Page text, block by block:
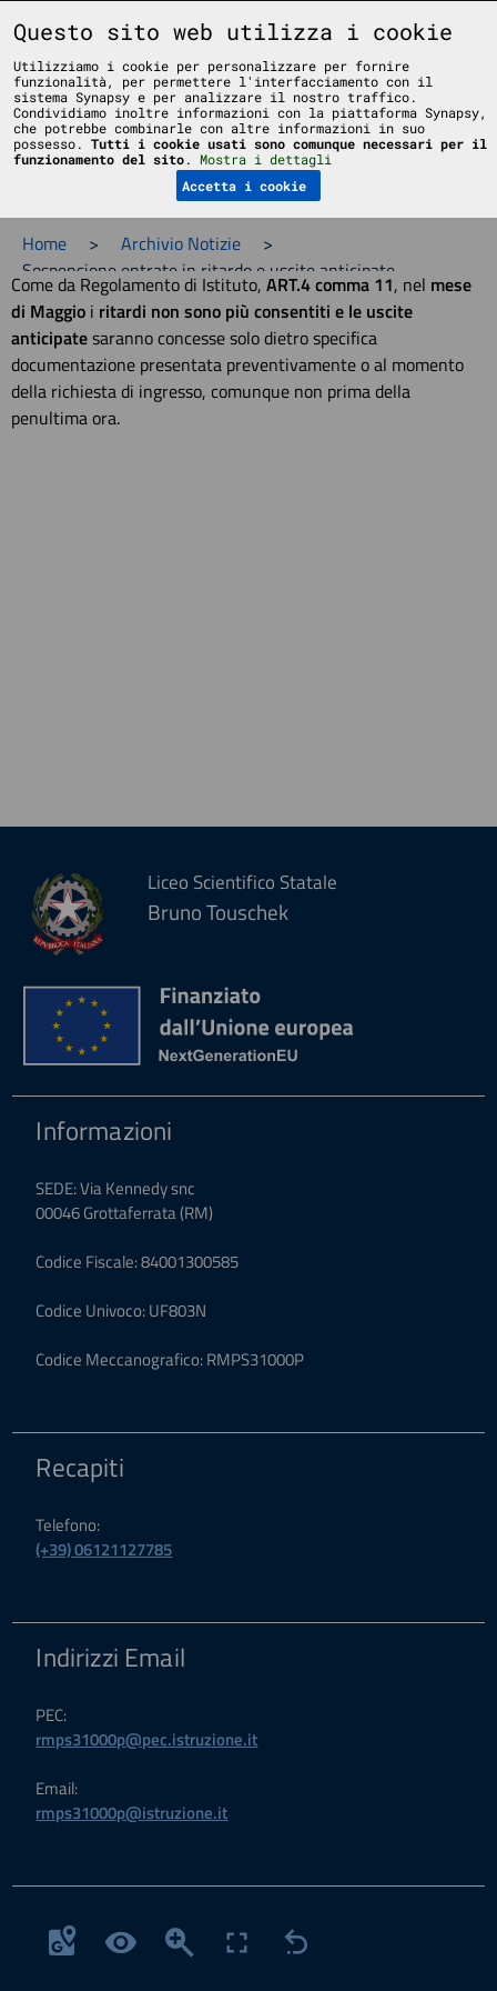
Liceo Scientifico Statale Bruno Touschek - Grottaferrata - Roma
Menu
Home > Archivio Notizie
>
Sospensione entrate in ritardo e uscite anticipate
Come da Regolamento di Istituto, ART.4 comma 11, nel mese
di Maggio i ritardi non sono più consentiti e le uscite
anticipatesaranno concesse solo dietro specifica
documentazione presentata preventivamente o al momento
della richiesta di ingresso, comunque non prima della
penultima ora.
Liceo Scientifico Statale
Bruno Touschek
Informazioni
SEDE: Via Kennedy snc
00046 Grottaferrata (RM)
Codice Fiscale: 84001300585
Codice Univoco: UF803N
Codice Meccanografico: RMPS31000P
Recapiti
Telefono:
(+39) 06121127785
Indirizzi Email
PEC:
rmps31000p@pec.istruzione.it
Email:
rmps31000p@istruzione.it
Questo sito web utilizza i cookie
Utilizziamo i cookie per personalizzare per fornire
funzionalità, per permettere l'interfacciamento con il
sistema Synapsy e per analizzare il nostro traffico.
Condividiamo inoltre informazioni con la piattaforma Synapsy,
che potrebbe combinarle con altre informazioni in suo
possesso. Tutti i cookie usati sono comunque necessari per il
funzionamento del sito. Mostra i dettagli
Accetta i cookie